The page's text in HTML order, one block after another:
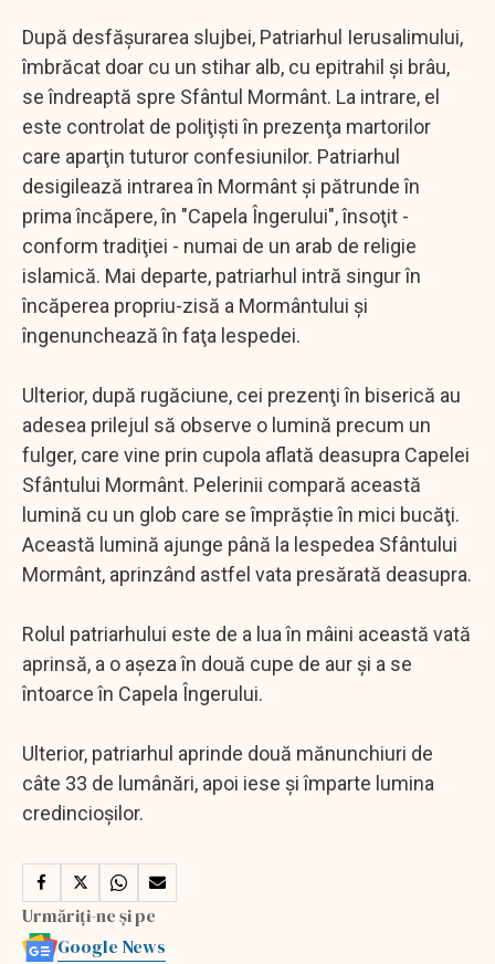
După desfăşurarea slujbei, Patriarhul Ierusalimului,
îmbrăcat doar cu un stihar alb, cu epitrahil şi brâu,
se îndreaptă spre Sfântul Mormânt. La intrare, el
este controlat de poliţişti în prezenţa martorilor
care aparţin tuturor confesiunilor. Patriarhul
desigilează intrarea în Mormânt şi pătrunde în
prima încăpere, în "Capela Îngerului", însoţit -
conform tradiţiei - numai de un arab de religie
islamică. Mai departe, patriarhul intră singur în
încăperea propriu-zisă a Mormântului şi
îngenunchează în faţa lespedei.
Ulterior, după rugăciune, cei prezenţi în biserică au
adesea prilejul să observe o lumină precum un
fulger, care vine prin cupola aflată deasupra Capelei
Sfântului Mormânt. Pelerinii compară această
lumină cu un glob care se împrăştie în mici bucăţi.
Această lumină ajunge până la lespedea Sfântului
Mormânt, aprinzând astfel vata presărată deasupra.
Rolul patriarhului este de a lua în mâini această vată
aprinsă, a o aşeza în două cupe de aur şi a se
întoarce în Capela Îngerului.
Ulterior, patriarhul aprinde două mănunchiuri de
câte 33 de lumânări, apoi iese şi împarte lumina
credincioşilor.
Urmăriți-ne și pe
Google News